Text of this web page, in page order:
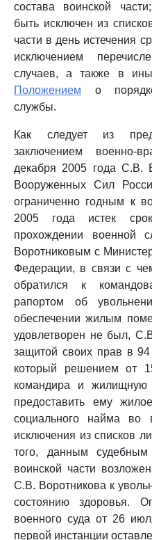
состава воинской
быть исключен из
части в день истечения
исключением
случаев, а также в
Положением о
службы.
Как следует из
заключением военно-
декабря 2005 года С.В.
Вооруженных Сил
ограниченно годным к
2005 года истек
прохождении военной
Воротниковым с
Федерации, в связи с
обратился к
рапортом об
обеспечении жилым
удовлетворен не был,
защитой своих прав в
который решением от
командира и жилищную
предоставить ему
социального найма во
исключения из списков
того, данным
воинской части
С.В. Воротникова к
состоянию здоровья.
военного суда от 26
первой инстанции